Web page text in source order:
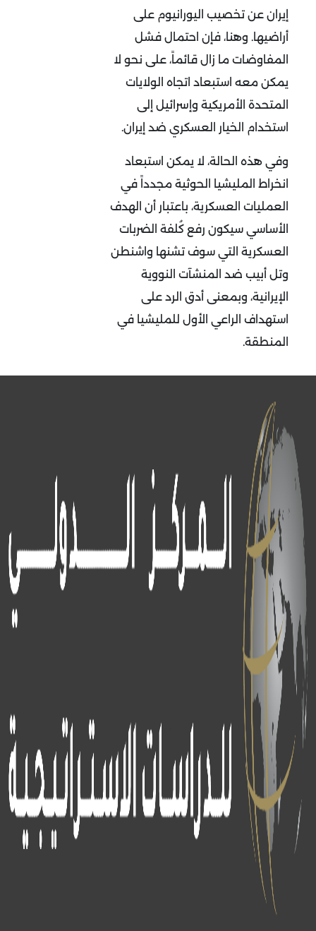
إيران عن تخصيب اليورانيوم على
أراضيها. وهنا، فإن احتمال فشل
المفاوضات ما زال قائماً، على نحو لا
يمكن معه استبعاد اتجاه الولايات
المتحدة الأمريكية وإسرائيل إلى
استخدام الخيار العسكري ضد إيران.
وفي هذه الحالة، لا يمكن استبعاد
انخراط المليشيا الحوثية مجدداً في
العمليات العسكرية، باعتبار أن الهدف
الأساسي سيكون رفع كُلفة الضربات
العسكرية التي سوف تشنها واشنطن
وتل أبيب ضد المنشآت النووية
الإيرانية، وبمعنى أدق الرد على
استهداف الراعي الأول للمليشيا في
المنطقة.